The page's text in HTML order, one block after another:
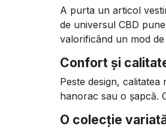
A purta un articol
de universul CBD
valorificând un mod
Confort și
Peste design,
hanorac sau o șapcă.
O colecție